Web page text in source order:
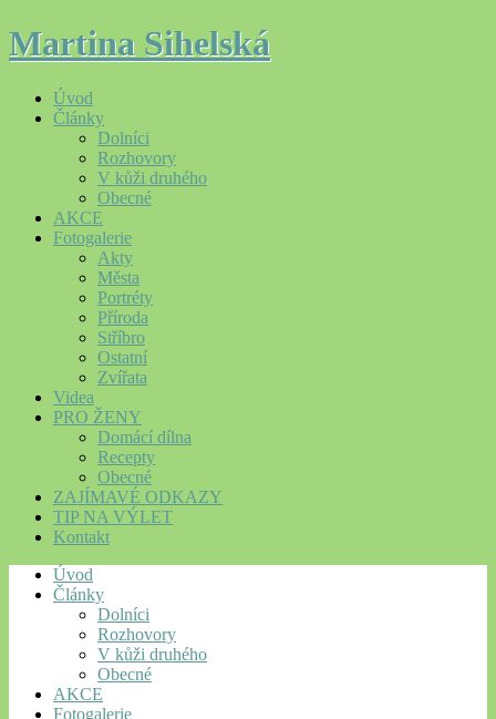
Martina Sihelská
Úvod
Články
Dolníci
Rozhovory
V kůži druhého
Obecné
AKCE
Fotogalerie
Akty
Města
Portréty
Příroda
Stříbro
Ostatní
Zvířata
Videa
PRO ŽENY
Domácí dílna
Recepty
Obecné
ZAJÍMAVÉ ODKAZY
TIP NA VÝLET
Kontakt
Úvod
Články
Dolníci
Rozhovory
V kůži druhého
Obecné
AKCE
Fotogalerie